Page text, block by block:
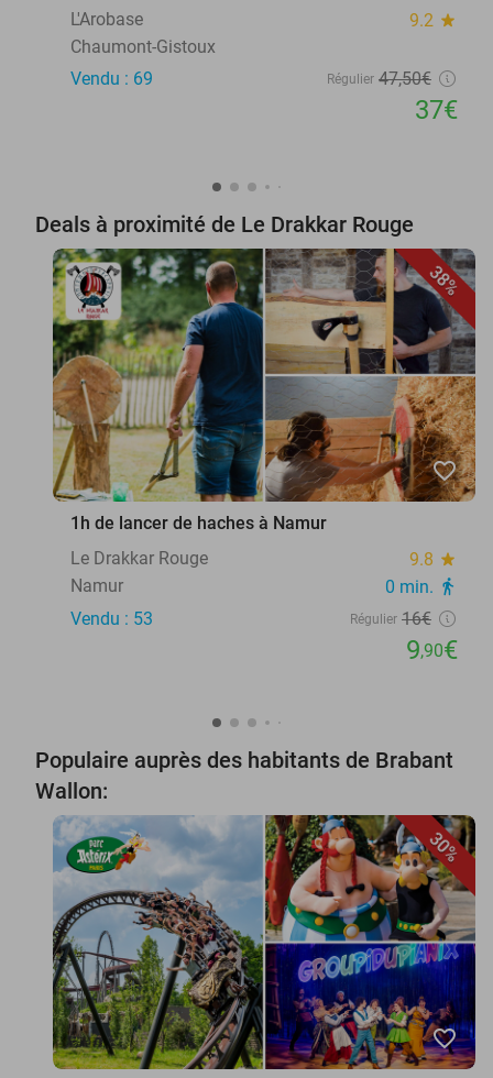
L'Arobase 9.2 star
Chaumont-Gistoux
Vendu : 69
Régulier 47,50€
37€
Deals à proximité de Le Drakkar Rouge
38%
favorite_border
1h de lancer de haches à Namur
Le Drakkar Rouge
9.8 star
Namur 0 min. directions_walk
Vendu : 53 Régulier 16€
9,90€
Populaire auprès des habitants de Brabant
Wallon:
30%
favorite_border